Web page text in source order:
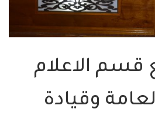
قسم الاعلام
وقيادة